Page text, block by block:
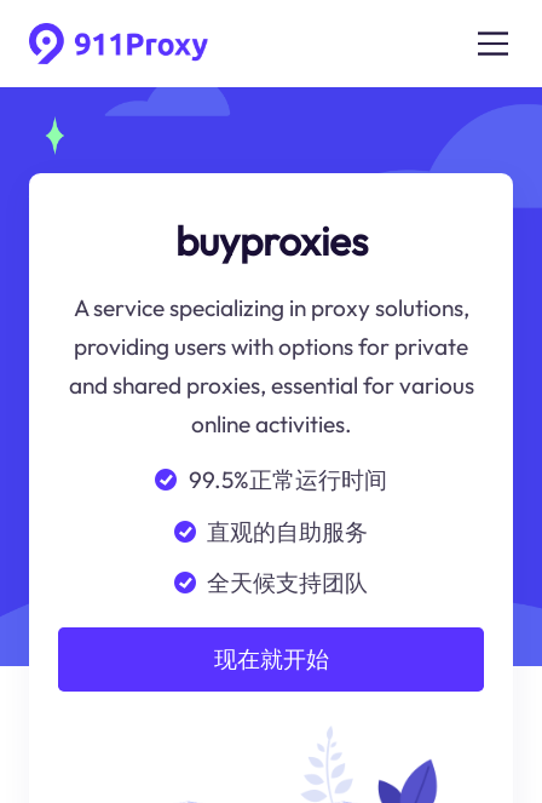
buyproxies
A service specializing in proxy solutions,
providing users with options for private
and shared proxies, essential for various
online activities.
99.5%正常运行时间
直观的自助服务
全天候支持团队
现在就开始